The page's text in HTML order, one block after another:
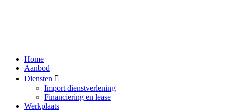
Home
Aanbod
Diensten
Import dienstverlening
Financiering en lease
Werkplaats